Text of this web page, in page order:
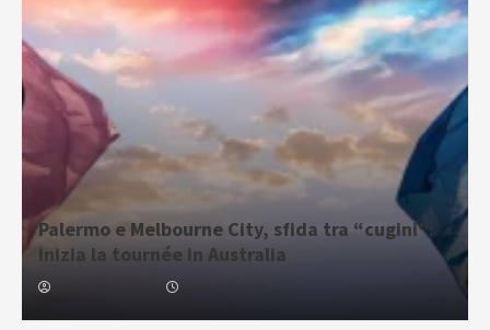
Palermo e Melbourne City, sfida tra “cugini”:
inizia la tournée in Australia